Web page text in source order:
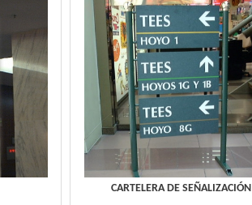
CARTELERA DE SEÑALIZACIÓN